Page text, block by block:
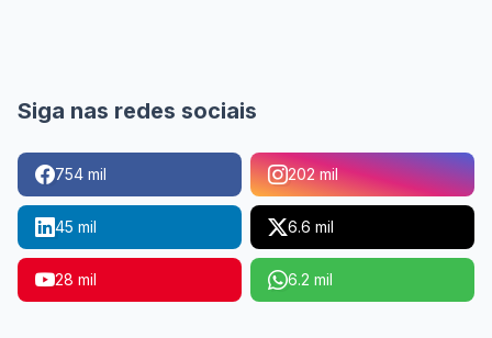
Siga nas redes sociais
754 mil 202 mil
45 mil 6.6 mil
28 mil 6.2 mil